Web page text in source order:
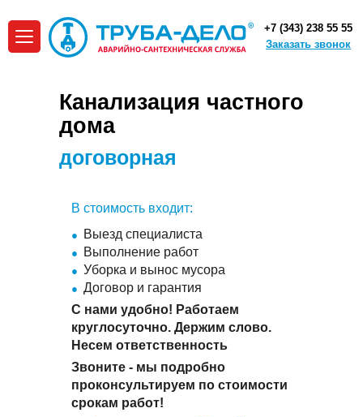
+7 (343) 238 55 55
Заказать звонок
Канализация частного
дома
договорная
В стоимость входит:
Выезд специалиста
Выполнение работ
Уборка и вынос мусора
Договор и гарантия
С нами удобно! Работаем
круглосуточно. Держим слово.
Несем ответственность
Звоните - мы подробно
проконсультируем по стоимости
срокам работ!